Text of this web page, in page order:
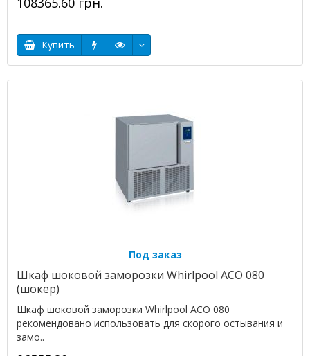
Купить
Под заказ
Шкаф шоковой заморозки Whirlpool ACO 080
(шокер)
Шкаф шоковой заморозки Whirlpool ACO 080
рекомендовано использовать для скорого остывания и
замо..